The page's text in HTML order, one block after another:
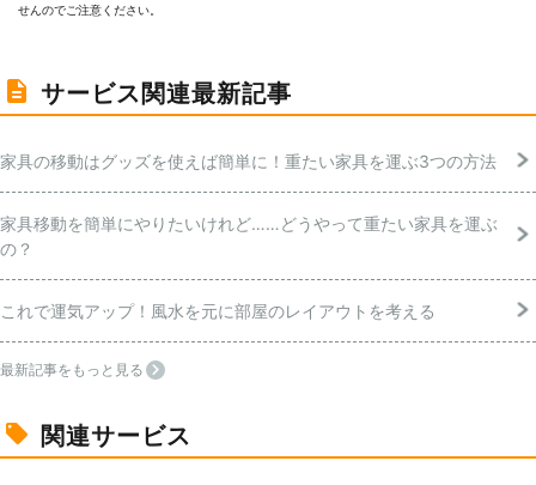
せんのでご注意ください。
サービス関連最新記事
家具の移動はグッズを使えば簡単に！重たい家具を運ぶ3つの方法
家具移動を簡単にやりたいけれど……どうやって重たい家具を運ぶ
の？
これで運気アップ！風水を元に部屋のレイアウトを考える
最新記事をもっと見る
関連サービス